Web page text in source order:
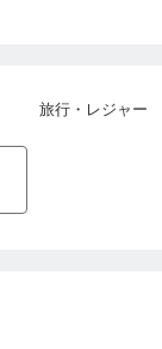
旅行・レジャー